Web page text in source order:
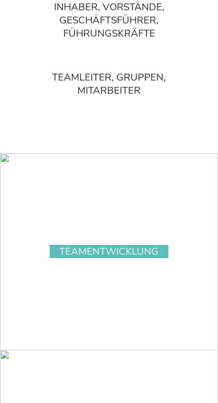
INHABER, VORSTÄNDE,
GESCHÄFTSFÜHRER,
FÜHRUNGSKRÄFTE
TEAMLEITER, GRUPPEN,
MITARBEITER
TEAMENTWICKLUNG